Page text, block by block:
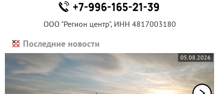
ООО "Регион центр", ИНН 4817003180
Последние новости
05.08.2026